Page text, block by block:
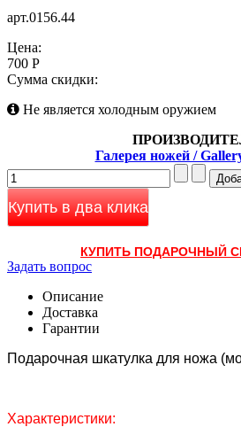
арт.0156.44
Цена:
700 Р
Сумма скидки:
Не является холодным оружием
Галерея ножей /
Купить в два клика
КУПИТЬ ПОДАРОЧНЫЙ
Задать вопрос
Описание
Доставка
Гарантии
Подарочная шкатулка для ножа
Характеристики: